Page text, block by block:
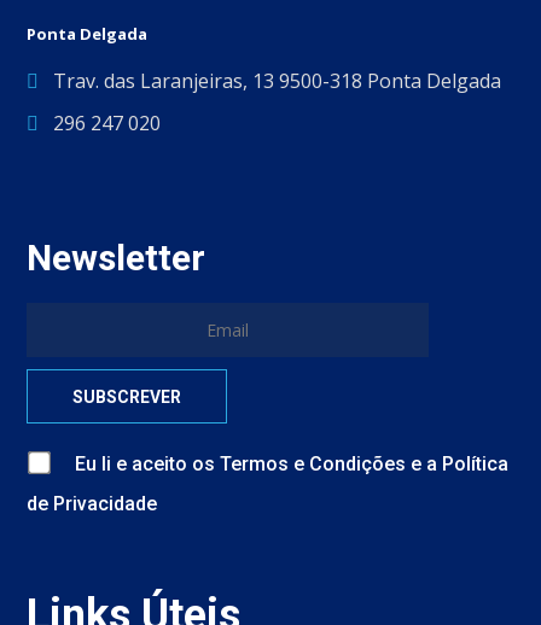
Ponta Delgada
Trav. das Laranjeiras, 13 9500-318 Ponta Delgada
296 247 020
Newsletter
Eu li e aceito osTermos e Condições e a Política
de Privacidade